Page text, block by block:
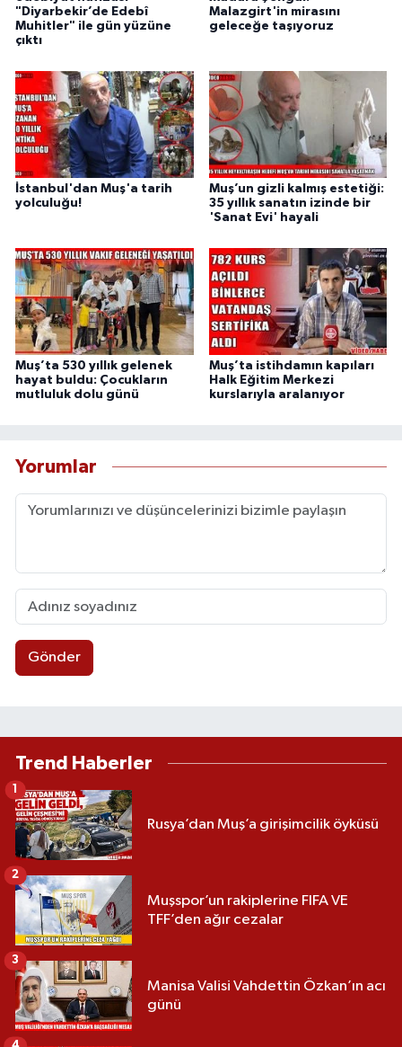
"Diyarbekir’de Edebî
Muhitler" ile gün yüzüne
çıktı
Malazgirt'in mirasını
geleceğe taşıyoruz
İstanbul'dan Muş'a tarih
yolculuğu!
Muş’un gizli kalmış estetiği:
35 yıllık sanatın izinde bir
'Sanat Evi' hayali
Muş’ta 530 yıllık gelenek
hayat buldu: Çocukların
mutluluk dolu günü
Muş’ta istihdamın kapıları
Halk Eğitim Merkezi
kurslarıyla aralanıyor
Yorumlar
Gönder
Trend Haberler
Rusya’dan Muş’a girişimcilik öyküsü
1
Muşspor’un rakiplerine FIFA VE
TFF’den ağır cezalar
2
Manisa Valisi Vahdettin Özkan’ın acı
günü
3